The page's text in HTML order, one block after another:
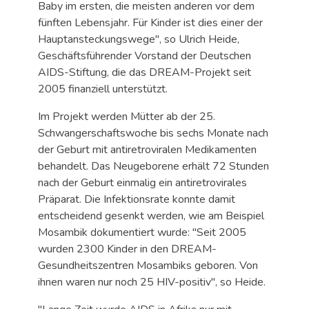
Baby im ersten, die meisten anderen vor dem
fünften Lebensjahr. Für Kinder ist dies einer der
Hauptansteckungswege", so Ulrich Heide,
Geschäftsführender Vorstand der Deutschen
AIDS-Stiftung, die das DREAM-Projekt seit
2005 finanziell unterstützt.
Im Projekt werden Mütter ab der 25.
Schwangerschaftswoche bis sechs Monate nach
der Geburt mit antiretroviralen Medikamenten
behandelt. Das Neugeborene erhält 72 Stunden
nach der Geburt einmalig ein antiretrovirales
Präparat. Die Infektionsrate konnte damit
entscheidend gesenkt werden, wie am Beispiel
Mosambik dokumentiert wurde: "Seit 2005
wurden 2300 Kinder in den DREAM-
Gesundheitszentren Mosambiks geboren. Von
ihnen waren nur noch 25 HIV-positiv", so Heide.